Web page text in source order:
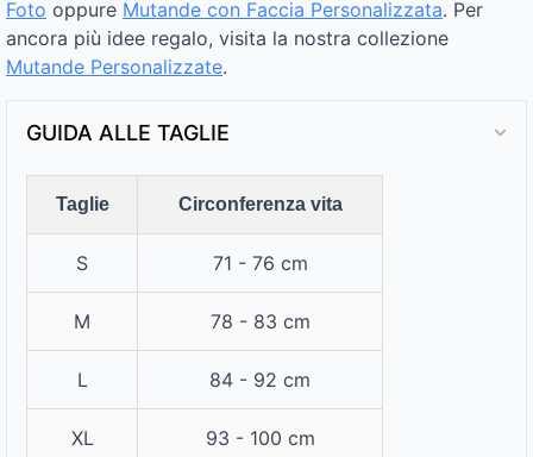
Foto oppure Mutande con Faccia Personalizzata. Per
ancora più idee regalo, visita la nostra collezione
Mutande Personalizzate.
GUIDA ALLE TAGLIE
Taglie Circonferenza vita
S 71 - 76 cm
M 78 - 83 cm
L 84 - 92 cm
XL 93 - 100 cm